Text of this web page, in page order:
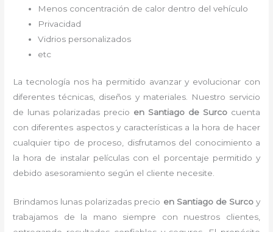
Menos concentración de calor dentro del vehículo
Privacidad
Vidrios personalizados
etc
La tecnología nos ha permitido avanzar y evolucionar con
diferentes técnicas, diseños y materiales. Nuestro servicio
de lunas polarizadas precio en Santiago de Surcocuenta
con diferentes aspectos y características a la hora de hacer
cualquier tipo de proceso, disfrutamos del conocimiento a
la hora de instalar películas con el porcentaje permitido y
debido asesoramiento según el cliente necesite.
Brindamos lunas polarizadas precio en Santiago de Surco y
trabajamos de la mano siempre con nuestros clientes,